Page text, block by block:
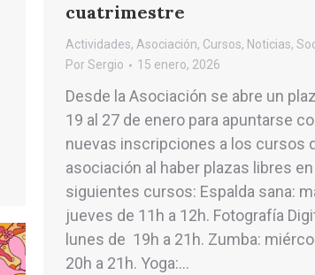
cuatrimestre
Actividades, Asociación, Cursos, Noticias,
PorSergio 15 enero, 2026
Desde la Asociación se abre un
19 al 27 de enero para apuntarse
nuevas inscripciones a los cursos
asociación al haber plazas libres
siguientes cursos: Espalda sana:
jueves de 11h a 12h. Fotografía
lunes de 19h a 21h. Zumba:
20h a 21h. Yoga:…